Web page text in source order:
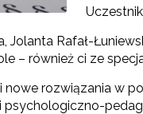
Jolanta Rafał-
– również ci ze
nowe rozwiązania w
psychologiczno-